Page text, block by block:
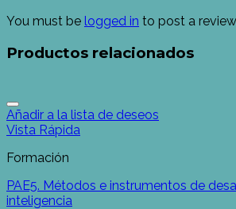
You must be logged in to post a
Productos relacionados
Añadir a la lista de deseos
Vista Rápida
Formación
PAE5. Métodos e instrumentos de
inteligencia